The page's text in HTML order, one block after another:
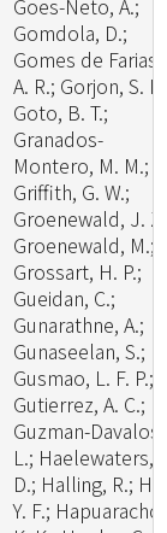
Goes-Neto, A.;
Gomdola, D.;
Gomes de Farias,
A. R.; Gorjon, S.
Goto, B. T.;
Granados-
Montero, M. M.;
Griffith, G. W.;
Groenewald, J.
Groenewald, M.;
Grossart, H. P.;
Gueidan, C.;
Gunarathne, A.;
Gunaseelan, S.;
Gusmao, L. F. P.;
Gutierrez, A. C.;
Guzman-Davalos,
L.; Haelewaters,
D.; Halling, R.;
Y. F.;